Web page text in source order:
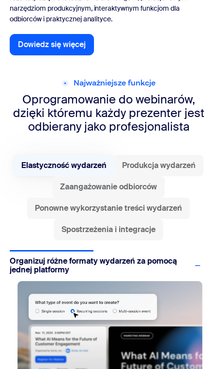
narzędziom produkcyjnym, interaktywnym funkcjom dla
odbiorców i praktycznej analityce.
Dowiedz się więcej
Dowiedz się więcej
Najważniejsze funkcje
Oprogramowanie do webinarów,
dzięki któremu każdy prezenter jest
odbierany jako profesjonalista
Elastyczność wydarzeń Produkcja wydarzeń
Zaangażowanie odbiorców
Ponowne wykorzystanie treści wydarzeń
Spostrzeżenia i integracje
Organizuj różne formaty wydarzeń za pomocą
jednej platformy